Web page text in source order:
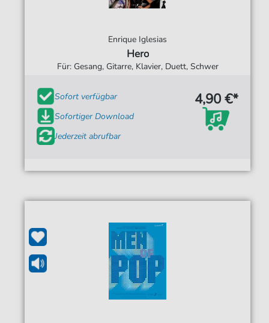
Enrique Iglesias
Hero
Für: Gesang, Gitarre, Klavier, Duett, Schwer
Sofort verfügbar
Sofortiger Download
Jederzeit abrufbar
4,90 €*